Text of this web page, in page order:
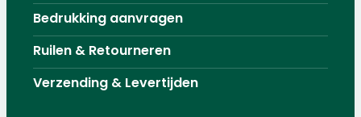
Bedrukking aanvragen
Ruilen & Retourneren
Verzending & Levertijden